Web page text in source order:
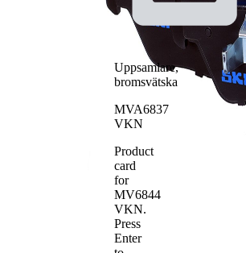
Antal belägg
4
Uppsamlare,
bromsvätska
MVA6837
VKN
Product
card
for
MV6844
VKN.
Press
Enter